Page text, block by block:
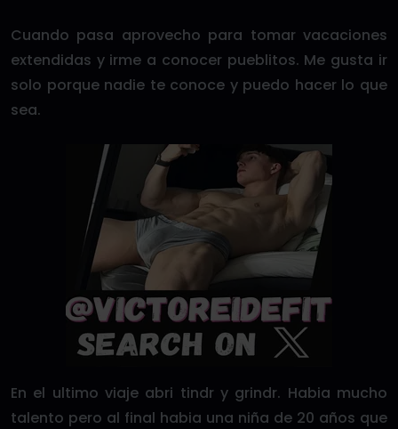
Cuando pasa aprovecho para tomar vacaciones
extendidas y irme a conocer pueblitos. Me gusta ir
solo porque nadie te conoce y puedo hacer lo que
sea.
En el ultimo viaje abri tindr y grindr. Habia mucho
talento pero al final habia una niña de 20 años que